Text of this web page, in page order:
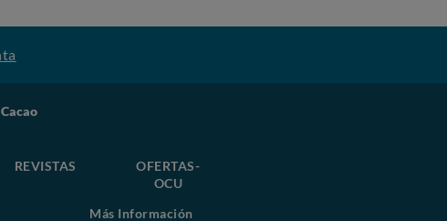
REVISTAS
OFERTAS-
OCU
Más Información